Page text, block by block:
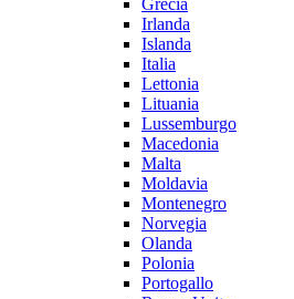
Irlanda
Islanda
Italia
Lettonia
Lituania
Lussemburgo
Macedonia
Malta
Moldavia
Montenegro
Norvegia
Olanda
Polonia
Portogallo